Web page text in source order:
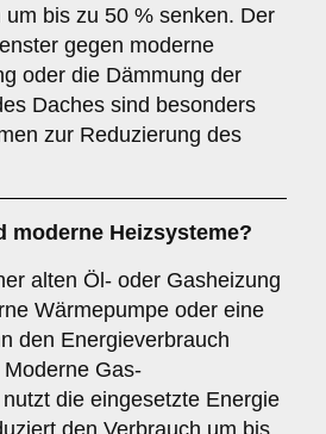
bis zu 50 % senken. Der
gegen moderne
oder die Dämmung der
Daches sind besonders
zur Reduzierung des
moderne Heizsysteme?
alten Öl- oder Gasheizung
Wärmepumpe oder eine
den Energieverbrauch
Gas-
die eingesetzte Energie
den Verbrauch um bis